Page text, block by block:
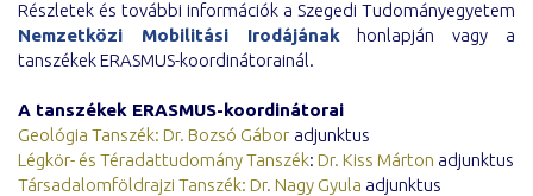
Részletek és további információk a Szegedi Tudományegyetem
Nemzetközi Mobilitási Irodájánakhonlapján vagy a
tanszékek ERASMUS-koordinátorainál.
A tanszékek ERASMUS-koordinátorai
Geológia Tanszék: Dr. Bozsó Gábor adjunktus
Légkör- és Téradattudomány Tanszék: Dr. Kiss Márton adjunktus
Társadalomföldrajzi Tanszék: Dr. Nagy Gyula adjunktus